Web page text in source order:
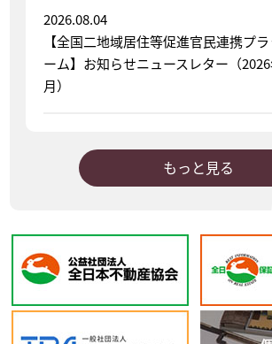
2026.08.04
【全国二地域居住等促進官民連携プ
ーム】お知らせニュースレター（2026
月）
もっと見る